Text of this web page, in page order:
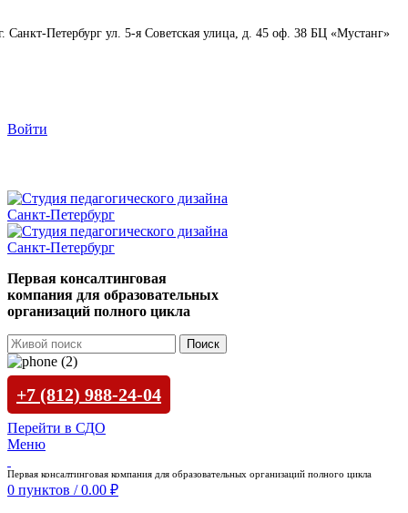
Санкт-Петербург ул. 5-я Советская улица, д. 45 оф. 38 БЦ «Мустанг»
Войти
Первая консалтинговая
компания для образовательных
организаций полного цикла
Поиск
+7 (812) 988-24-04
Перейти в СДО
Меню
Первая консалтинговая компания для образовательных организаций полного цикла
0 пунктов / 0.00 ₽